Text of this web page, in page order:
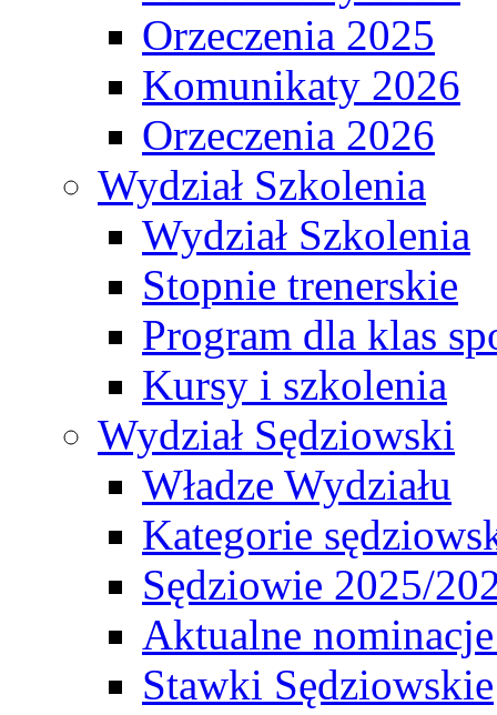
Orzeczenia 2025
Komunikaty 2026
Orzeczenia 2026
Wydział Szkolenia
Wydział Szkolenia
Stopnie trenerskie
Program dla klas
Kursy i szkolenia
Wydział Sędziowski
Władze Wydziału
Kategorie
Sędziowie 2025/
Aktualne
Stawki Sędziowskie